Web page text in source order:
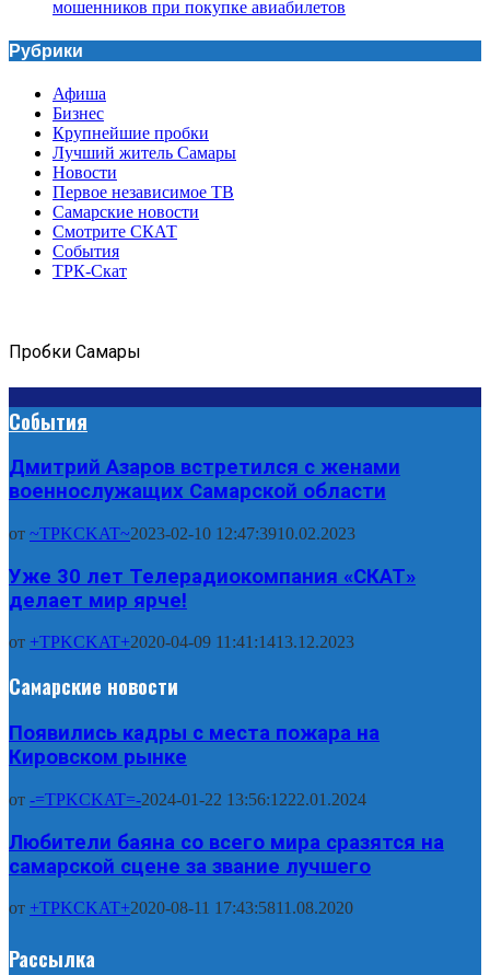
мошенников при покупке авиабилетов
Рубрики
Афиша
Бизнес
Крупнейшие пробки
Лучший житель Самары
Новости
Первое независимое ТВ
Самарские новости
Смотрите СКАТ
События
ТРК-Скат
Пробки Самары
События
Дмитрий Азаров встретился с женами
военнослужащих Самарской области
от ~TPKCKAT~2023-02-10 12:47:3910.02.2023
Уже 30 лет Телерадиокомпания «СКАТ»
делает мир ярче!
от +TPKCKAT+2020-04-09 11:41:1413.12.2023
Самарские новости
Появились кадры с места пожара на
Кировском рынке
от -=TPKCKAT=-2024-01-22 13:56:1222.01.2024
Любители баяна со всего мира сразятся на
самарской сцене за звание лучшего
от +TPKCKAT+2020-08-11 17:43:5811.08.2020
Рассылка